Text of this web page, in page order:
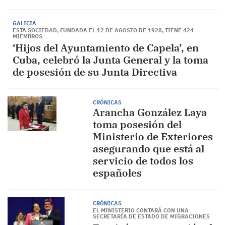
GALICIA
ESTA SOCIEDAD, FUNDADA EL 12 DE AGOSTO DE 1928, TIENE 424
MIEMBROS
‘Hijos del Ayuntamiento de Capela’, en
Cuba, celebró la Junta General y la toma
de posesión de su Junta Directiva
CRÓNICAS
Arancha González Laya
toma posesión del
Ministerio de Exteriores
asegurando que está al
servicio de todos los
españoles
CRÓNICAS
EL MINISTERIO CONTARÁ CON UNA
SECRETARÍA DE ESTADO DE MIGRACIONES